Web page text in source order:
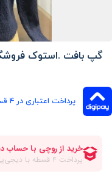
گپ بافت .استوک
پرداخت اعتباری در ۴ قسط، ماهانه 223,750 تومان